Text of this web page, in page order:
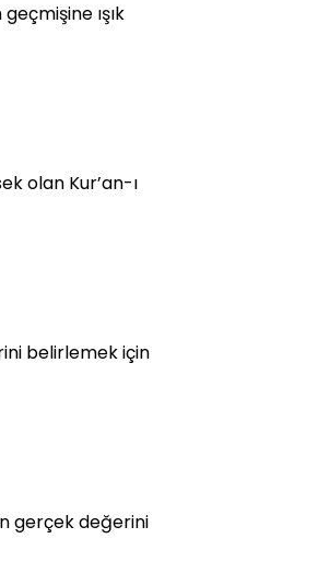
ışık
olan Kur’an-ı
belirlemek için
gerçek değerini